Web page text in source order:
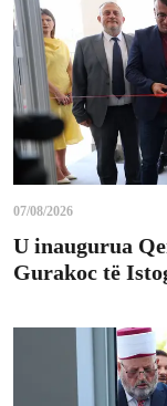
07/08/2026
U inaugurua
Gurakoc të